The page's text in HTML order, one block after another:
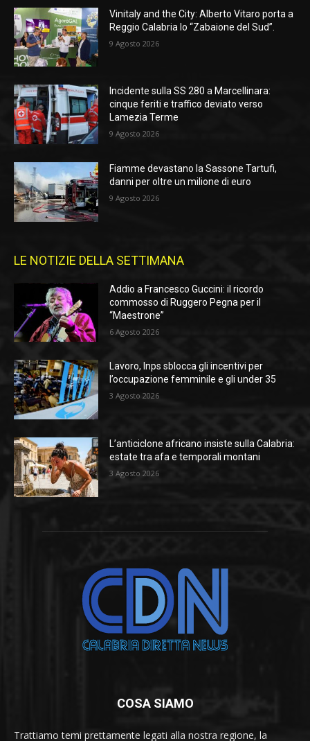
Vinitaly and the City: Alberto Vitaro porta a
Reggio Calabria lo “Zabaione del Sud”.
9 Agosto 2026
Incidente sulla SS 280 a Marcellinara:
cinque feriti e traffico deviato verso
Lamezia Terme
9 Agosto 2026
Fiamme devastano la Sassone Tartufi,
danni per oltre un milione di euro
9 Agosto 2026
LE NOTIZIE DELLA SETTIMANA
Addio a Francesco Guccini: il ricordo
commosso di Ruggero Pegna per il
“Maestrone”
6 Agosto 2026
Lavoro, Inps sblocca gli incentivi per
l’occupazione femminile e gli under 35
3 Agosto 2026
L’anticiclone africano insiste sulla Calabria:
estate tra afa e temporali montani
3 Agosto 2026
COSA SIAMO
Trattiamo temi prettamente legati alla nostra regione, la